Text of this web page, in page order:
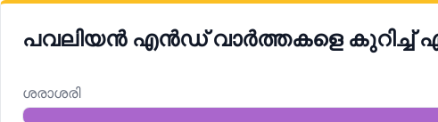
പവലിയന്‍ എന്‍ഡ് വാര്‍ത്തകളെ കുറിച്ച്
ശരാശരി